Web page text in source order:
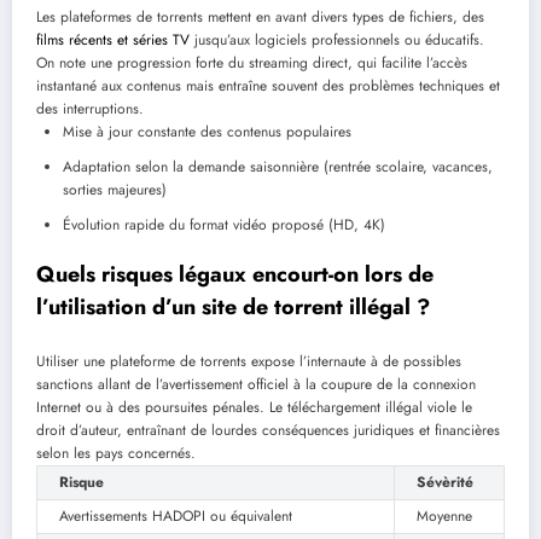
Les plateformes de torrents mettent en avant divers types de fichiers, des
films récents et séries TV jusqu’aux logiciels professionnels ou éducatifs.
On note une progression forte du streaming direct, qui facilite l’accès
instantané aux contenus mais entraîne souvent des problèmes techniques et
des interruptions.
Mise à jour constante des contenus populaires
Adaptation selon la demande saisonnière (rentrée scolaire, vacances,
sorties majeures)
Évolution rapide du format vidéo proposé (HD, 4K)
Quels risques légaux encourt-on lors de
l’utilisation d’un site de torrent illégal ?
Utiliser une plateforme de torrents expose l’internaute à de possibles
sanctions allant de l’avertissement officiel à la coupure de la connexion
Internet ou à des poursuites pénales. Le téléchargement illégal viole le
droit d’auteur, entraînant de lourdes conséquences juridiques et financières
selon les pays concernés.
Risque
Sévèrité
Avertissements HADOPI ou équivalent
Moyenne